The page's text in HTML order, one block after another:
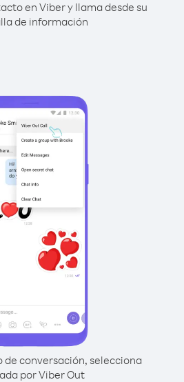
en Viber y llama desde su
de información
de conversación, selecciona
por Viber Out